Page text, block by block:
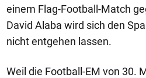
einem Flag-Football-Match
David Alaba wird sich den
nicht entgehen lassen.
Weil die Football-EM von 30.